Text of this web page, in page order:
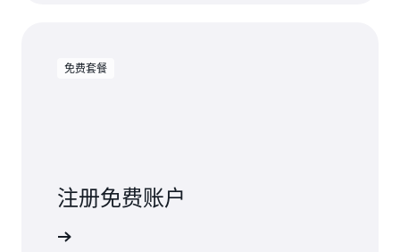
免费套餐
注册免费账户